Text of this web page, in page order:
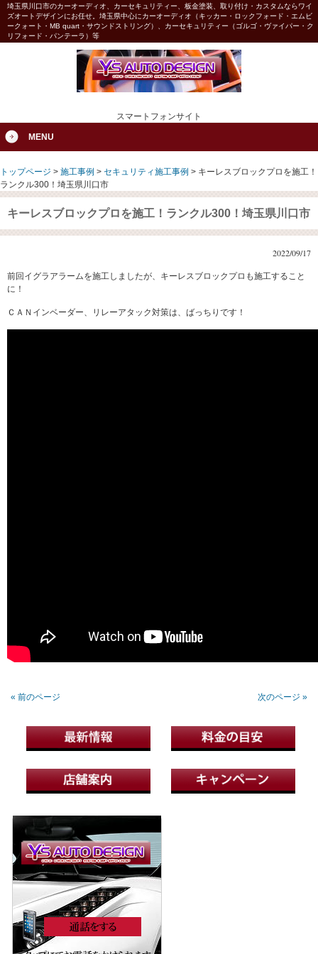
埼玉県川口市のカーオーディオ、カーセキュリティー、板金塗装、取り付け・カスタムならワイ
ズオートデザインにお任せ。埼玉県中心にカーオーディオ（キッカー・ロックフォード・エムビ
ークォート・MB quart・サウンドストリング）、カーセキュリティー（ゴルゴ・ヴァイパー・ク
リフォード・パンテーラ）等
スマートフォンサイト
MENU
トップページ > 施工事例 > セキュリティ施工事例 > キーレスブロックプロを施工！
ランクル300！埼玉県川口市
キーレスブロックプロを施工！ランクル300！埼玉県川口市
2022/09/17
前回イグラアラームを施工しましたが、キーレスブロックプロも施工すること
に！
ＣＡＮインベーダー、リレーアタック対策は、ばっちりです！
« 前のページ 次のページ »